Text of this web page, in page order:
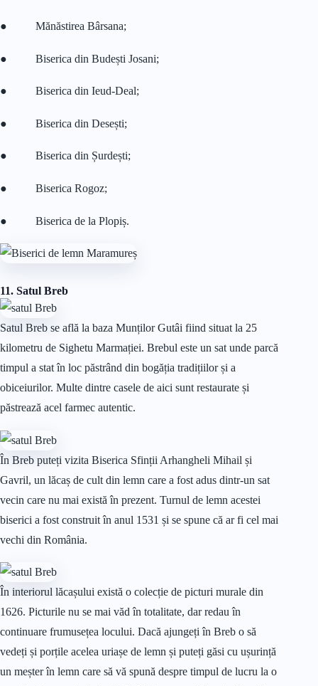
● Mănăstirea Bârsana;
● Biserica din Budești Josani;
● Biserica din Ieud-Deal;
● Biserica din Desești;
● Biserica din Șurdești;
● Biserica Rogoz;
● Biserica de la Plopiș.
11. Satul Breb
Satul Breb se află la baza Munților Gutâi fiind situat la 25
kilometru de Sighetu Marmației. Brebul este un sat unde parcă
timpul a stat în loc păstrând din bogăția tradițiilor și a
obiceiurilor. Multe dintre casele de aici sunt restaurate și
păstrează acel farmec autentic.
În Breb puteți vizita Biserica Sfinții Arhangheli Mihail și
Gavril, un lăcaș de cult din lemn care a fost adus dintr-un sat
vecin care nu mai există în prezent. Turnul de lemn acestei
biserici a fost construit în anul 1531 și se spune că ar fi cel mai
vechi din România.
În interiorul lăcașului există o colecție de picturi murale din
1626. Picturile nu se mai văd în totalitate, dar redau în
continuare frumusețea locului. Dacă ajungeți în Breb o să
vedeți și porțile acelea uriașe de lemn și puteți găsi cu ușurință
un meșter în lemn care să vă spună despre timpul de lucru la o